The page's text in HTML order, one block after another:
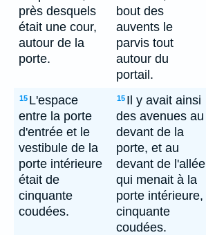
près desquels
était une cour,
autour de la
porte.
bout des
auvents le
parvis tout
autour du
portail.
15 L'espace
entre la porte
d'entrée et le
vestibule de la
porte intérieure
était de
cinquante
coudées.
15 Il y avait ainsi
des avenues au
devant de la
porte, et au
devant de l'allée
qui menait à la
porte intérieure,
cinquante
coudées.